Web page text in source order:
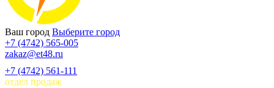
Ваш город Выберите город
+7 (4742) 565-005
zakaz@et48.ru
+7 (4742) 561-111
отдел продаж